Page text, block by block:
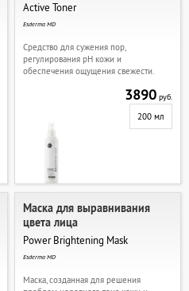
Active Toner
Esderma MD
Средство для сужения пор,
регулирования pH кожи и
обеспечения ощущения свежести.
3890руб.
200 мл
Маска для выравнивания
цвета лица
Power Brightening Mask
Esderma MD
Маска, созданная для решения